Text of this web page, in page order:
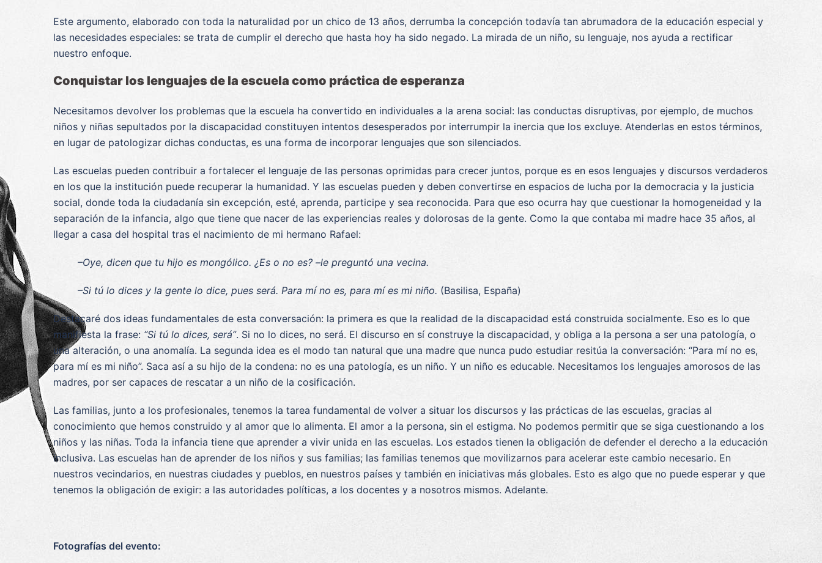
Este argumento, elaborado con toda la naturalidad por un chico de 13 años, derrumba la concepción todavía tan abrumadora de la educación especial y
las necesidades especiales: se trata de cumplir el derecho que hasta hoy ha sido negado. La mirada de un niño, su lenguaje, nos ayuda a rectificar
nuestro enfoque.
Conquistar los lenguajes de la escuela como práctica de esperanza
Necesitamos devolver los problemas que la escuela ha convertido en individuales a la arena social: las conductas disruptivas, por ejemplo, de muchos
niños y niñas sepultados por la discapacidad constituyen intentos desesperados por interrumpir la inercia que los excluye. Atenderlas en estos términos,
en lugar de patologizar dichas conductas, es una forma de incorporar lenguajes que son silenciados.
Las escuelas pueden contribuir a fortalecer el lenguaje de las personas oprimidas para crecer juntos, porque es en esos lenguajes y discursos verdaderos
en los que la institución puede recuperar la humanidad. Y las escuelas pueden y deben convertirse en espacios de lucha por la democracia y la justicia
social, donde toda la ciudadanía sin excepción, esté, aprenda, participe y sea reconocida. Para que eso ocurra hay que cuestionar la homogeneidad y la
separación de la infancia, algo que tiene que nacer de las experiencias reales y dolorosas de la gente. Como la que contaba mi madre hace 35 años, al
llegar a casa del hospital tras el nacimiento de mi hermano Rafael:
–Oye, dicen que tu hijo es mongólico. ¿Es o no es? –le preguntó una vecina.
–Si tú lo dices y la gente lo dice, pues será. Para mí no es, para mí es mi niño. (Basilisa, España)
Destacaré dos ideas fundamentales de esta conversación: la primera es que la realidad de la discapacidad está construida socialmente. Eso es lo que
manifiesta la frase: “Si tú lo dices, será”. Si no lo dices, no será. El discurso en sí construye la discapacidad, y obliga a la persona a ser una patología, o
una alteración, o una anomalía. La segunda idea es el modo tan natural que una madre que nunca pudo estudiar resitúa la conversación: “Para mí no es,
para mí es mi niño”. Saca así a su hijo de la condena: no es una patología, es un niño. Y un niño es educable. Necesitamos los lenguajes amorosos de las
madres, por ser capaces de rescatar a un niño de la cosificación.
Las familias, junto a los profesionales, tenemos la tarea fundamental de volver a situar los discursos y las prácticas de las escuelas, gracias al
conocimiento que hemos construido y al amor que lo alimenta. El amor a la persona, sin el estigma. No podemos permitir que se siga cuestionando a los
niños y las niñas. Toda la infancia tiene que aprender a vivir unida en las escuelas. Los estados tienen la obligación de defender el derecho a la educación
inclusiva. Las escuelas han de aprender de los niños y sus familias; las familias tenemos que movilizarnos para acelerar este cambio necesario. En
nuestros vecindarios, en nuestras ciudades y pueblos, en nuestros países y también en iniciativas más globales. Esto es algo que no puede esperar y que
tenemos la obligación de exigir: a las autoridades políticas, a los docentes y a nosotros mismos. Adelante.
Fotografías del evento: